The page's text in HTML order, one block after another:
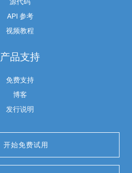
API 参考
视频教程
产品支持
免费支持
博客
发行说明
开始免费试用